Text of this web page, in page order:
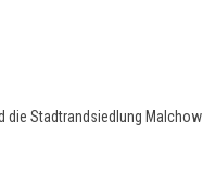
die Stadtrandsiedlung Malchow